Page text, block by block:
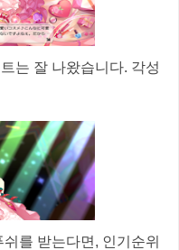
는 잘 나왔습니다. 각성
를 받는다면, 인기순위